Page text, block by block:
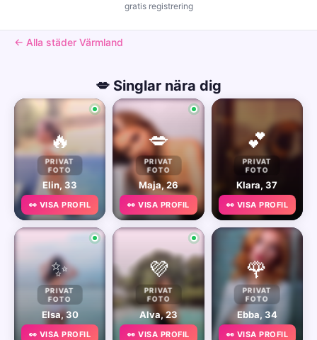
gratis registrering
← Alla städer Värmland
💋 Singlar nära dig
🔥
PRIVAT
FOTO
Elin, 33
👀 VISA PROFIL
💋
PRIVAT
FOTO
Maja, 26
👀 VISA PROFIL
💕
PRIVAT
FOTO
Klara, 37
👀 VISA PROFIL
✨
PRIVAT
FOTO
Elsa, 30
👀 VISA PROFIL
💜
PRIVAT
FOTO
Alva, 23
👀 VISA PROFIL
🌹
PRIVAT
FOTO
Ebba, 34
👀 VISA PROFIL